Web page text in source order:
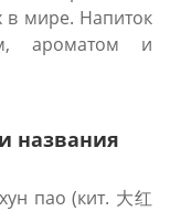
в мире. Напиток
ароматом и
названия
пао (кит. 大红